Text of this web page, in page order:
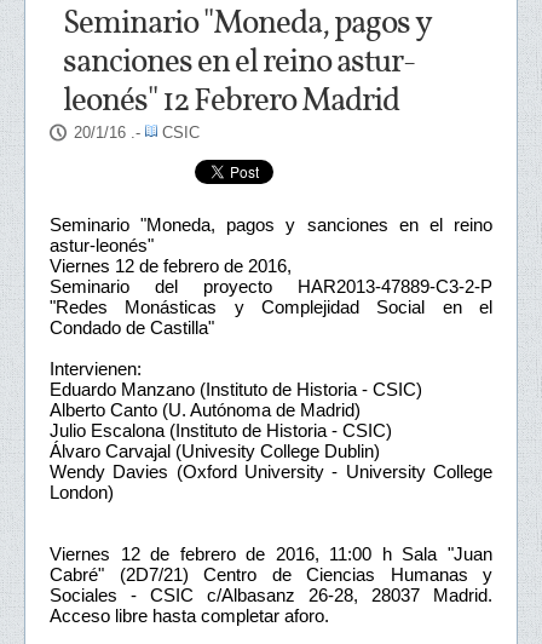
Seminario "Moneda, pagos y
sanciones en el reino astur-
leonés" 12 Febrero Madrid
20/1/16 .- CSIC
Seminario "Moneda, pagos y sanciones en el reino
astur-leonés"
Viernes 12 de febrero de 2016,
Seminario del proyecto HAR2013-47889-C3-2-P
"Redes Monásticas y Complejidad Social en el
Condado de Castilla"
Intervienen:
Eduardo Manzano (Instituto de Historia - CSIC)
Alberto Canto (U. Autónoma de Madrid)
Julio Escalona (Instituto de Historia - CSIC)
Álvaro Carvajal (Univesity College Dublin)
Wendy Davies (Oxford University - University College
London)
Viernes 12 de febrero de 2016, 11:00 h Sala "Juan
Cabré" (2D7/21) Centro de Ciencias Humanas y
Sociales - CSIC c/Albasanz 26-28, 28037 Madrid.
Acceso libre hasta completar aforo.